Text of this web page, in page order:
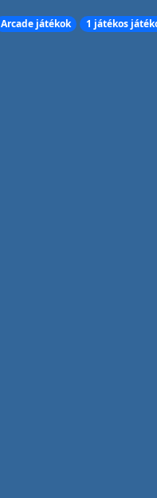
Arcade játékok 1 játékos